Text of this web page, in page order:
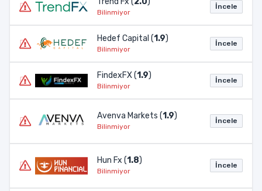
Bilinmiyor
İncele
Hedef Capital (1.9)
Bilinmiyor
İncele
FindexFX (1.9)
Bilinmiyor
İncele
Avenva Markets (1.9)
Bilinmiyor
İncele
Hun Fx (1.8)
Bilinmiyor
İncele